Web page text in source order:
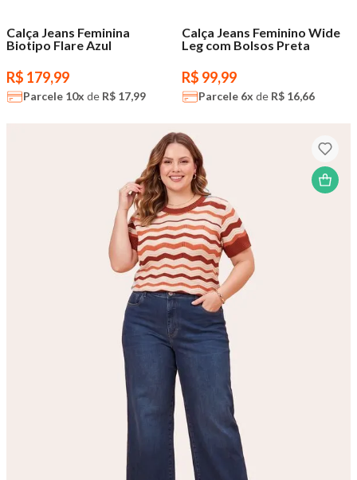
Calça Jeans Feminina
Biotipo Flare Azul
R$ 179,99
Parcele 10x de R$ 17,99
Calça Jeans Feminino Wide
Leg com Bolsos Preta
R$ 99,99
Parcele 6x de R$ 16,66